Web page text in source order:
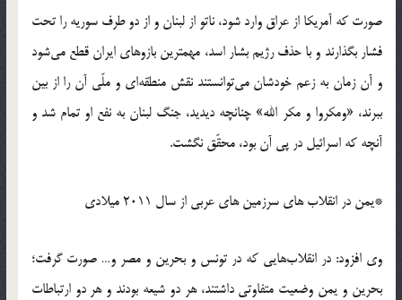
صورت که آمریکا از عراق وارد شود، ناتو از لبنان و از دو طرف سوریه را تحت
فشار بگذارند و با حذف رژیم بشار اسد، مهمترین بازوهای ایران قطع می‌شود
و آن زمان به زعم خودشان می‌توانستند نقش منطقه‌ای و ملّی آن را از بین
ببرند، «ومکروا و مکر الله» چنانچه دیدید، جنگ لبنان به نفع او تمام شد و
آنچه که اسرائیل در پی آن بود، محقّق نگشت.
*یمن در انقلاب های سرزمین های عربی از سال 2011 میلادی
وی افزود: در انقلاب‌هایی که در تونس و بحرین و مصر و… صورت گرفت؛
بحرین و یمن وضعیت متفاوتی داشتند، هر دو شیعه بودند و هر دو ارتباطات